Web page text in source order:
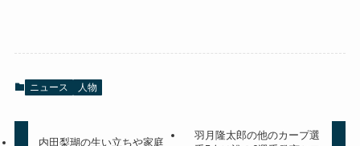
ニュース 人物
内田梨瑚の生い立ちや家庭
羽月隆太郎の他のカープ選